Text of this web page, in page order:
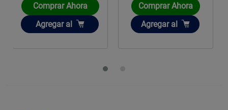
Comprar Ahora
Añadir
Agregar al
Comprar Ahora
Añadir
Agregar al